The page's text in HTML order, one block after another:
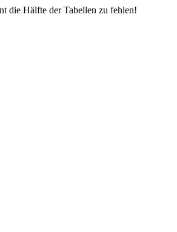
die Hälfte der Tabellen zu fehlen!